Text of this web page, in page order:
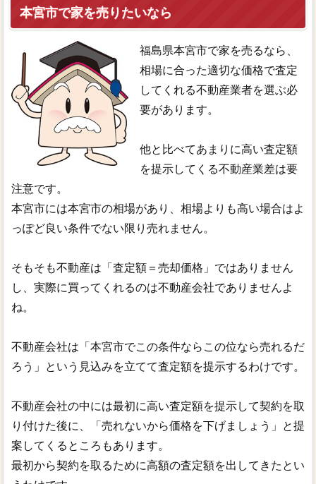
本宮市で家を売りたいなら
福島県本宮市で家を売るなら、
相場に合った適切な価格で査定
してくれる不動産業者を選ぶ必
要があります。
他と比べてあまりに高い査定額
を提示してくる不動産業差は要
注意です。
本宮市には本宮市の相場があり、相場よりも高い場合はよ
っぽど良い条件でない限り売れません。
そもそも不動産は「査定額＝売却価格」ではありません
し、実際に買ってくれるのは不動産会社でありませんよ
ね。
不動産会社は「本宮市でこの条件ならこの位なら売れるだ
ろう」という見込みを立てて査定額を提示するわけです。
不動産会社の中には最初に高い査定額を提示して契約を取
り付けた後に、「売れないから価格を下げましょう」と提
案してくるところもあります。
最初から契約を取るために高額の査定額を出してきたとい